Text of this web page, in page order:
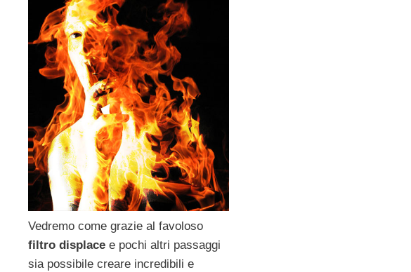
Vedremo come grazie al favoloso
filtro displace e pochi altri passaggi
sia possibile creare incredibili e